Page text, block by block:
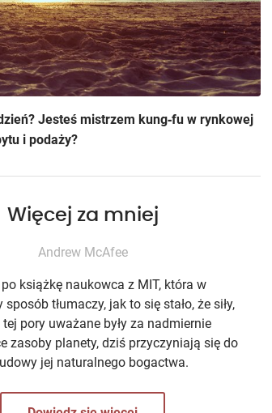
Jesteś mistrzem kung‑fu w rynkowej
i podaży?
Więcej za mniej
Andrew McAfee
książkę naukowca z MIT, która w
tłumaczy, jak to się stało, że siły,
tej pory uważane były za nadmiernie
zasoby planety, dziś przyczyniają się do
jej naturalnego bogactwa.